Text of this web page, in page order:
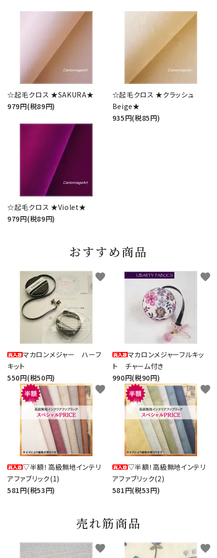
☆起毛クロス ★SAKURA★
979円(税89円)
☆起毛クロス ★クラッシュ
Beige★
935円(税85円)
☆起毛クロス ★Violet★
979円(税89円)
おすすめ商品
マカロンメジャー ハーフ
キット
550円(税50円)
favorite
マカロンメジャーフルキッ
ト チャーム付き
990円(税90円)
favorite
▽半額！高級無地インテリ
アファブリック(1)
581円(税53円)
favorite
▽半額！高級無地インテリ
アファブリック(2)
581円(税53円)
favorite
売れ筋商品
favorite favorite